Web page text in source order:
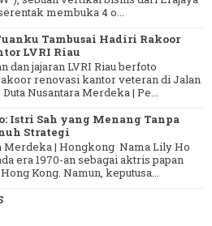
membuka 4 o...
Tambusai Hadiri Rakoor
LVRI Riau
dan jajaran LVRI Riau berfoto
renovasi kantor veteran di Jalan
Nusantara Merdeka | Pe...
Istri Sah yang Menang Tanpa
Strategi
Merdeka | Hongkong Nama Lily Ho
era 1970-an sebagai aktris papan
Kong. Namun, keputusa...